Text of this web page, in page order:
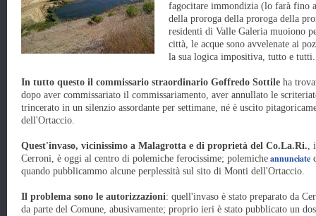
fagocitare immondizia (lo farà fino
della proroga della proroga della
residenti di Valle Galeria muoiono
città, le acque sono avvelenate ai
la sua logica impositiva, tutto e tutti.
In tutto questo il commissario straordinario Goffredo Sottile ha
dopo aver commissariato il commissariamento, aver annullato le
trincerato in un silenzio assordante per settimane, né è uscito
dell'Ortaccio.
Quest'invaso, vicinissimo a Malagrotta e di proprietà del Co.La.Ri.,
Cerroni, è oggi al centro di polemiche ferocissime; polemiche annunciate
quando pubblicammo alcune perplessità sul sito di Monti dell'Ortaccio.
Il problema sono le autorizzazioni: quell'invaso è stato preparato da
da parte del Comune, abusivamente; proprio ieri è stato pubblicato un